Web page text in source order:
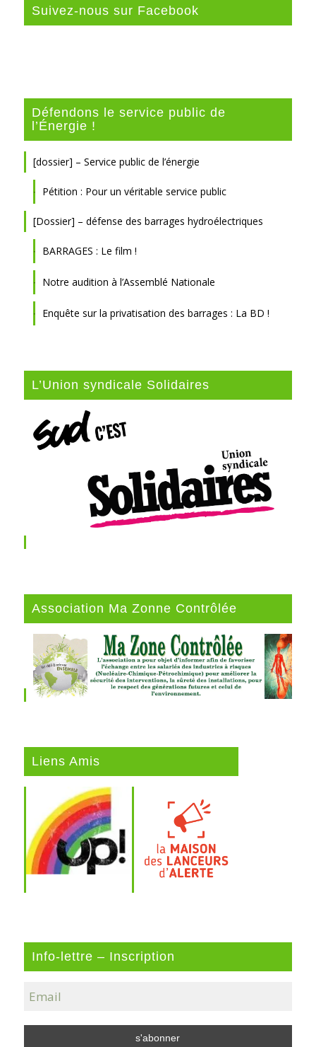
Suivez-nous sur Facebook
Défendons le service public de
l’Énergie !
[dossier] – Service public de l’énergie
Pétition : Pour un véritable service public
[Dossier] – défense des barrages hydroélectriques
BARRAGES : Le film !
Notre audition à l’Assemblé Nationale
Enquête sur la privatisation des barrages : La BD !
L’Union syndicale Solidaires
Association Ma Zonne Contrôlée
Liens Amis
Info-lettre – Inscription